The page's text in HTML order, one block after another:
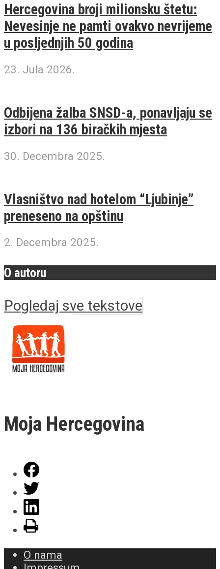
Hercegovina broji milionsku štetu:
Nevesinje ne pamti ovakvo nevrijeme
u posljednjih 50 godina
23. Jula 2026.
Odbijena žalba SNSD-a, ponavljaju se
izbori na 136 biračkih mjesta
30. Decembra 2025.
Vlasništvo nad hotelom “Ljubinje”
preneseno na opštinu
2. Decembra 2025.
O autoru
Pogledaj sve tekstove
Moja Hercegovina
O nama